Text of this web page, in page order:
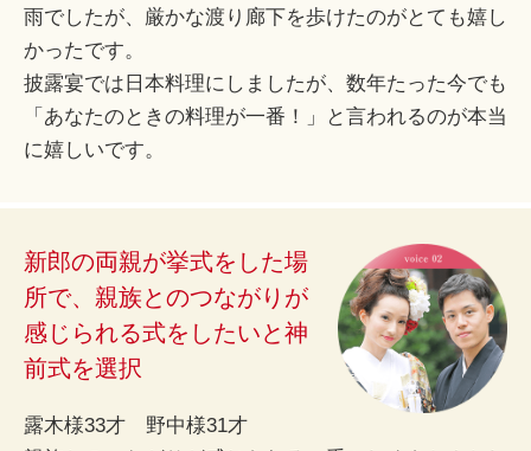
雨でしたが、厳かな渡り廊下を歩けたのがとても嬉し
かったです。
披露宴では日本料理にしましたが、数年たった今でも
「あなたのときの料理が一番！」と言われるのが本当
に嬉しいです。
新郎の両親が挙式をした場
所で、親族とのつながりが
感じられる式をしたいと神
前式を選択
露木様33才 野中様31才